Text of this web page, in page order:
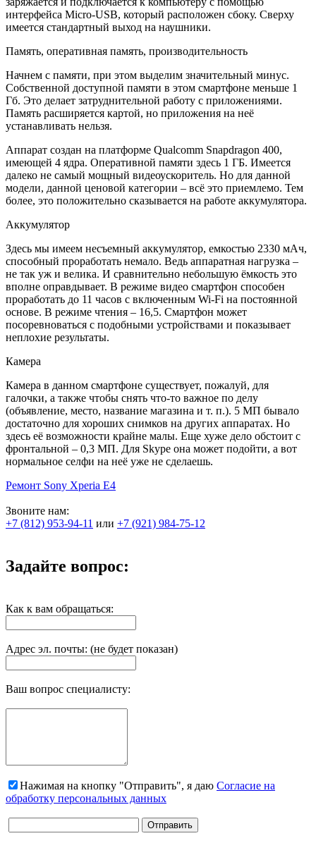
интерфейса Micro-USB, который расположен сбоку. Сверху
имеется стандартный выход на наушники.
Память, оперативная память, производительность
Начнем с памяти, при этом выделим значительный минус.
Собственной доступной памяти в этом смартфоне меньше 1
Гб. Это делает затруднительной работу с приложениями.
Память расширяется картой, но приложения на неё
устанавливать нельзя.
Аппарат создан на платформе Qualcomm Snapdragon 400,
имеющей 4 ядра. Оперативной памяти здесь 1 ГБ. Имеется
далеко не самый мощный видеоускоритель. Но для данной
модели, данной ценовой категории – всё это приемлемо. Тем
более, это положительно сказывается на работе аккумулятора.
Аккумулятор
Здесь мы имеем несъемный аккумулятор, емкостью 2330 мАч,
способный проработать немало. Ведь аппаратная нагрузка –
не так уж и велика. И сравнительно небольшую ёмкость это
вполне оправдывает. В режиме видео смартфон способен
проработать до 11 часов с включенным Wi-Fi на постоянной
основе. В режиме чтения – 16,5. Смартфон может
посоревноваться с подобными устройствами и показывает
неплохие результаты.
Камера
Камера в данном смартфоне существует, пожалуй, для
галочки, а также чтобы снять что-то важное по делу
(объявление, место, название магазина и т. п.). 5 МП бывало
достаточно для хороших снимков на других аппаратах. Но
здесь её возможности крайне малы. Еще хуже дело обстоит с
фронтальной – 0,3 МП. Для Skype она может подойти, а вот
нормальное селфи на неё уже не сделаешь.
Ремонт Sony Xperia E4
Звоните нам:
+7 (812) 953-94-11 или +7 (921) 984-75-12
Задайте вопрос:
Как к вам обращаться:
Адрес эл. почты: (не будет показан)
Ваш вопрос специалисту:
Нажимая на кнопку "Отправить", я даю Согласие на
обработку персональных данных